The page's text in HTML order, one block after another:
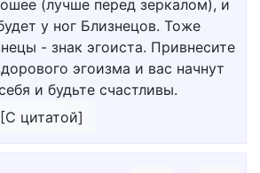
(лучше перед зеркалом), и
у ног Близнецов. Тоже
- знак эгоиста. Привнесите
эгоизма и вас начнут
и будьте счастливы.
[С цитатой]